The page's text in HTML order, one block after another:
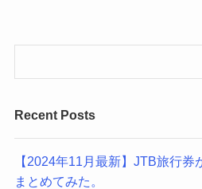
Recent Posts
【2024年11月最新】JTB旅行
まとめてみた。